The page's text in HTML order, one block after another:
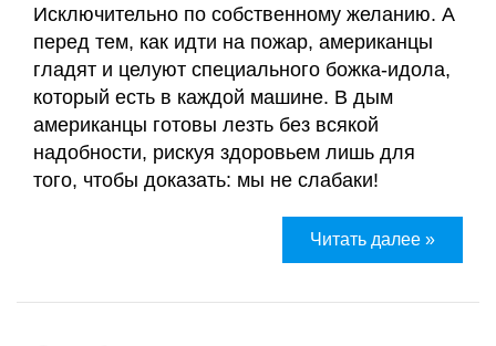
Исключительно по собственному желанию. А
перед тем, как идти на пожар, американцы
гладят и целуют специального божка-идола,
который есть в каждой машине. В дым
американцы готовы лезть без всякой
надобности, рискуя здоровьем лишь для
того, чтобы доказать: мы не слабаки!
Читать далее »